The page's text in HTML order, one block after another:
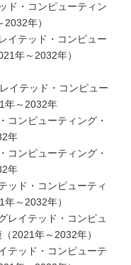
ド・コンピューティン
年）
イテッド・コンピュー
年～2032年）
イテッド・コンピュー
年～2032年
コンピューティング・
年
コンピューティング・
年
ッド・コンピューティ
～2032年）
レイテッド・コンピュ
2021年～2032年）
テッド・コンピューテ